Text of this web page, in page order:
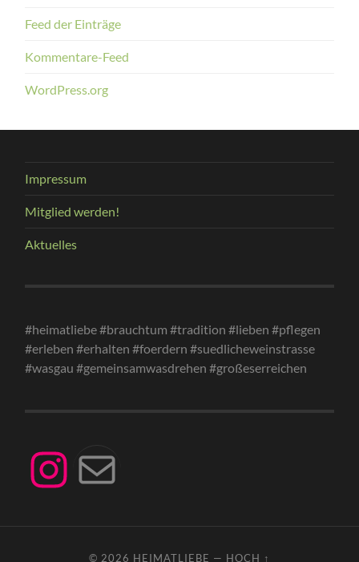
Feed der Einträge
Kommentare-Feed
WordPress.org
Impressum
Mitglied werden!
Aktuelles
#heimatliebe #brauchtum #tradition #lieben #pflegen
#erleben #erhalten #foerdern #suedlicheweinstrasse
#wasgau #gemeinsamwasdrehen #großeserreichen
Instagram
Mail
© 2026 HEIMATLIEBE — HOCH ↑